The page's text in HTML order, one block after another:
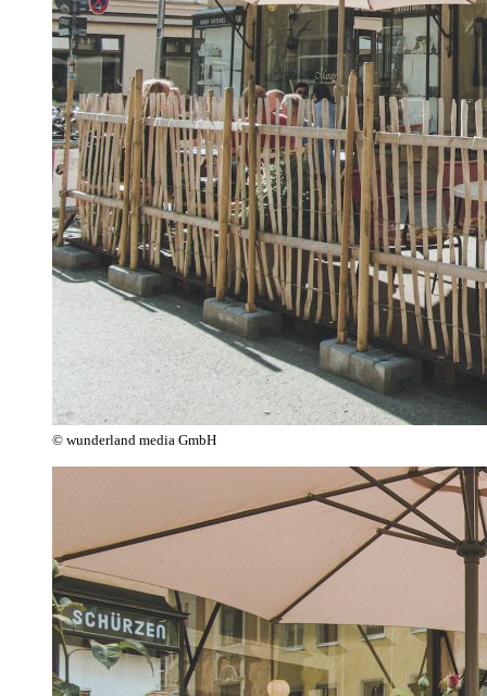
© wunderland media GmbH